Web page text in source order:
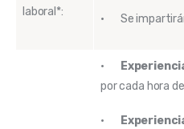
laboral*:
· Se
·
por cada hora
·